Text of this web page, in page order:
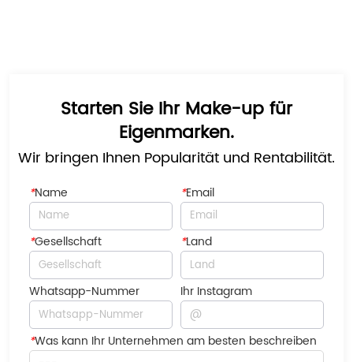
Starten Sie Ihr Make-up für
Eigenmarken.
Wir bringen Ihnen Popularität und Rentabilität.
*Name *Email
*Gesellschaft *Land
Whatsapp-Nummer Ihr Instagram
*Was kann Ihr Unternehmen am besten beschreiben